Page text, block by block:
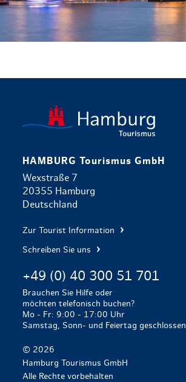
HAMBURG Tourismus GmbH
Wexstraße 7
20355 Hamburg
Deutschland
Zur Tourist Information
Schreiben Sie uns
+49 (0) 40 300 51 701
Brauchen Sie Hilfe oder
möchten telefonisch buchen?
Mo - Fr: 9:00 - 17:00 Uhr
Samstag, Sonn- und Feiertag geschlossen
© 2026
Hamburg Tourismus GmbH
Alle Rechte vorbehalten